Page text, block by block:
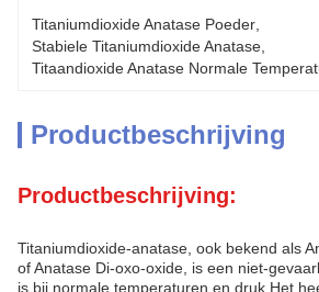
Titaniumdioxide Anatase Poeder
Stabiele Titaniumdioxide Anatase
Titaandioxide Anatase Normale
Productbeschrijving
Productbeschrijving:
Titaniumdioxide-anatase, ook bekend als
of Anatase Di-oxo-oxide, is een niet-
is bij normale temperaturen en druk.Het